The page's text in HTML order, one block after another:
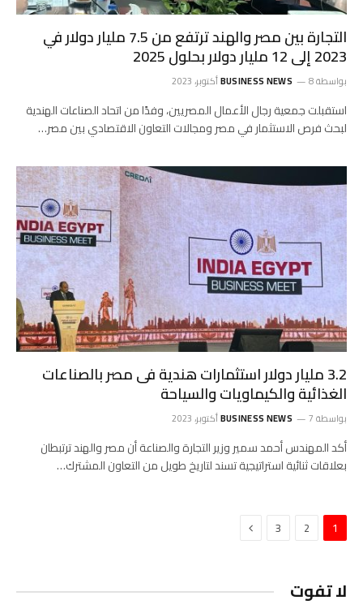
التجارة بين مصر والهند ترتفع من 7.5 مليار دولار في
2023 إلى 12 مليار دولار بحلول 2025
بواسطة BUSINESS NEWS 8 أكتوبر، 2023
استقبلت جمعية رجال الأعمال المصريين، وفدًا من اتحاد الصناعات الهندية
لبحث فرص الاستثمار في مصر ومجالات التعاون الاقتصادي بين مصر…
3.2 مليار دولار استثمارات هندية فى مصر بالصناعات
الغذائية والكيماويات والسياحة
بواسطة BUSINESS NEWS 7 أكتوبر، 2023
أكد المهندس أحمد سمير وزير التجارة والصناعة أن مصر والهند ترتبطان
بعلاقات ثنائية استراتيجية تسند لتاريخ طويل من التعاون المشترك…
1
2
3 التالي
لا تفوت